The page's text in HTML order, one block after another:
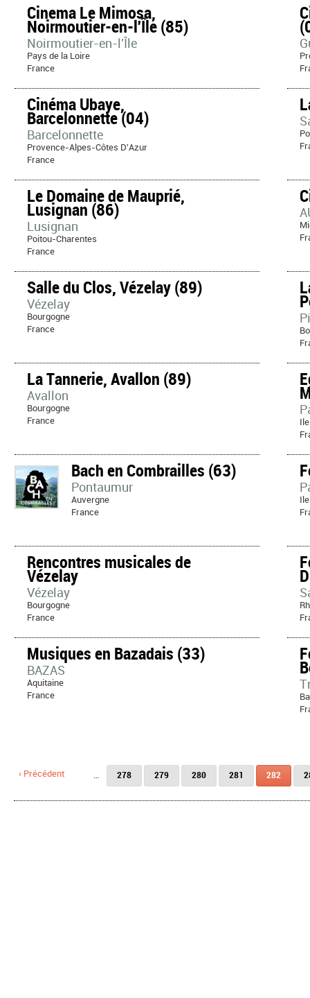
Cinema Le Mimosa,
Noirmoutier-en-l'Île (85)
Noirmoutier-en-l'Île
Pays de la Loire
France
Cinéma Ubaye,
Barcelonnette (04)
Barcelonnette
Provence-Alpes-Côtes D'Azur
France
Le Domaine de Mauprié,
Lusignan (86)
Lusignan
Poitou-Charentes
France
Salle du Clos, Vézelay (89)
Vézelay
Bourgogne
France
La Tannerie, Avallon (89)
Avallon
Bourgogne
France
Bach en Combrailles (63)
Pontaumur
Auvergne
France
Rencontres musicales de
Vézelay
Vézelay
Bourgogne
France
Musiques en Bazadais (33)
BAZAS
Aquitaine
France
‹ Précédent 278 279 280 281 282